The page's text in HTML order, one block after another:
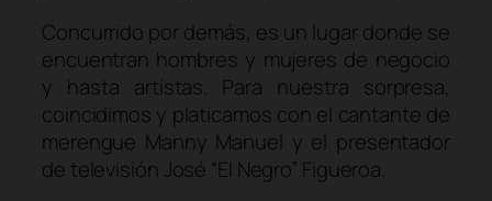
Concurrido por demás, es un lugar donde se
encuentran hombres y mujeres de negocio
y hasta artistas. Para nuestra sorpresa,
coincidimos y platicamos con el cantante de
merengue Manny Manuel y el presentador
de televisión José “El Negro” Figueroa.